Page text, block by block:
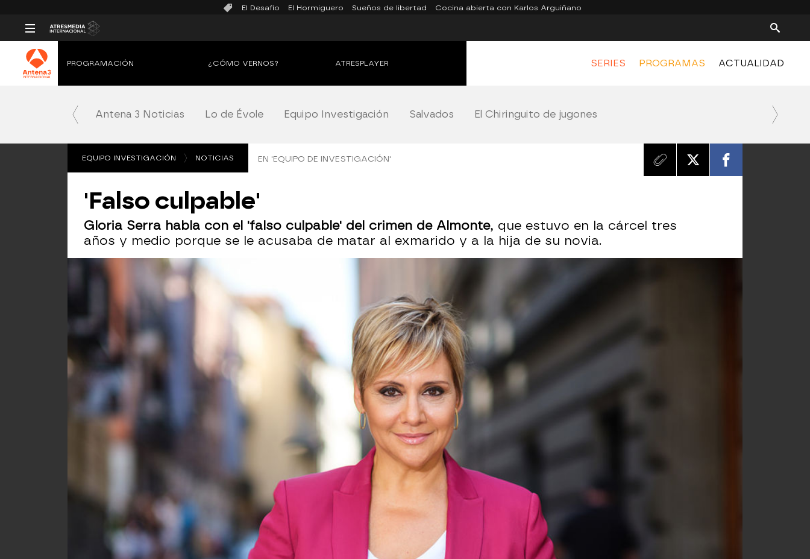
El Desafío El Hormiguero Sueños de libertad Cocina abierta con Karlos Arguiñano
SERIES PROGRAMAS ACTUALIDAD
PROGRAMACIÓN ¿CÓMO VERNOS? ATRESPLAYER
Antena 3 Noticias Lo de Évole Equipo Investigación Salvados El Chiringuito de jugones
EQUIPO INVESTIGACIÓN NOTICIAS EN 'EQUIPO DE INVESTIGACIÓN'
'Falso culpable'
Gloria Serra habla con el 'falso culpable' del crimen de Almonte, que estuvo en la cárcel tres
años y medio porque se le acusaba de matar al exmarido y a la hija de su novia.